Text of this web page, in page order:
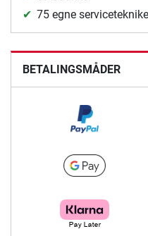
75 egne
BETALINGSMÅDER